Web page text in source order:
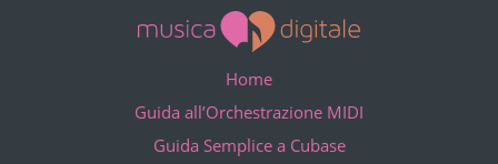
Home
Guida all’Orchestrazione MIDI
Guida Semplice a Cubase